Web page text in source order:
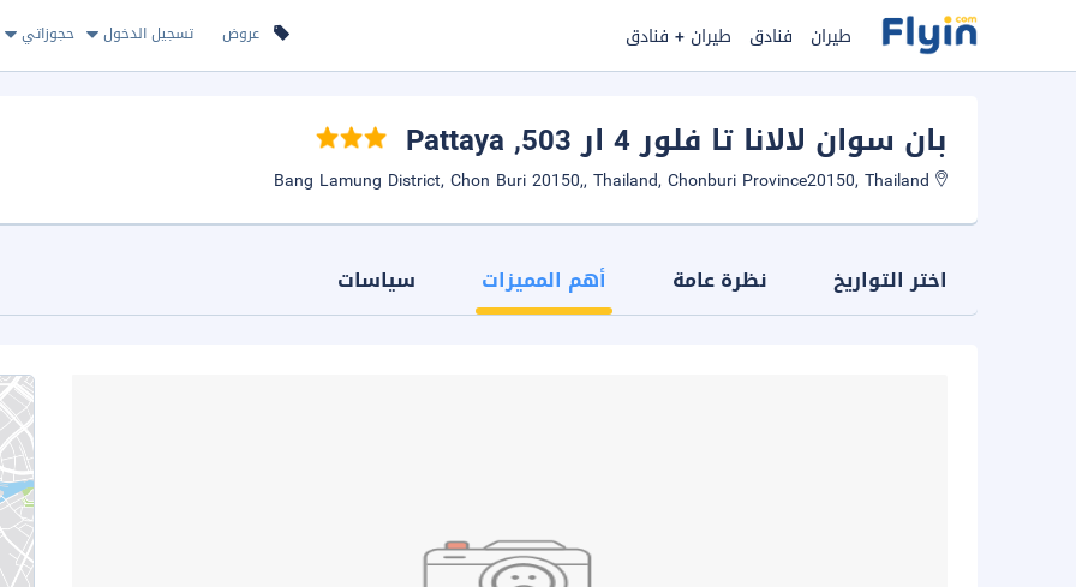
عروض تسجيل الدخول حجوزاتي طيران فنادق طيران + فنادق
بان سوان لالانا تا فلور 4 ار 503 , Pattaya
اختر التواريخ نظرة عامة أهم المميزات سياسات